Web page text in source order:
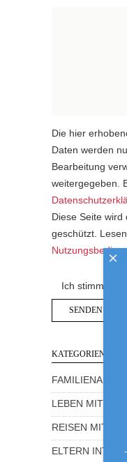
Die hier
Daten werden
Bearbeitung
weitergegeben.
Diese Seite wird
geschützt.
Ich stimme
KATEGORIEN
LEBEN MIT
REISEN MIT
ELTERN
×